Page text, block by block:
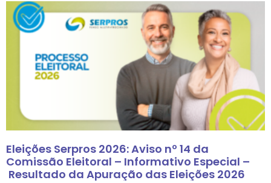
Eleições Serpros 2026: Aviso nº 14 da
Comissão Eleitoral – Informativo Especial –
Resultado da Apuração das Eleições 2026